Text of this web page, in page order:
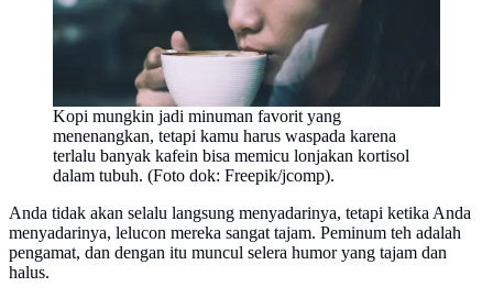
Kopi mungkin jadi minuman favorit yang
menenangkan, tetapi kamu harus waspada karena
terlalu banyak kafein bisa memicu lonjakan kortisol
dalam tubuh. (Foto dok: Freepik/jcomp).
Anda tidak akan selalu langsung menyadarinya, tetapi ketika Anda
menyadarinya, lelucon mereka sangat tajam. Peminum teh adalah
pengamat, dan dengan itu muncul selera humor yang tajam dan
halus.